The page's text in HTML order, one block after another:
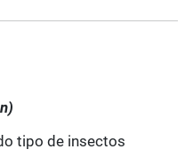
tipo de insectos